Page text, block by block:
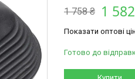
1 758 ₴ 1
Показати оптові
Готово до